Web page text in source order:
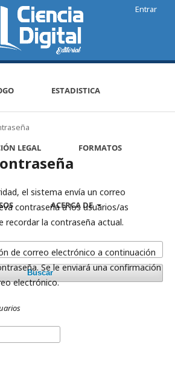
ESTADISTICA
LEGAL FORMATOS
ACERCA DE
Buscar
Entrar
el sistema envía un correo
contraseña a los usuarios/as
recordar la contraseña actual.
de correo electrónico a continuación
Se le enviará una confirmación
electrónico.